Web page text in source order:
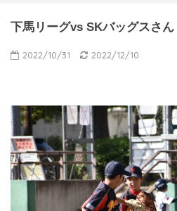
下馬リーグvs SKバッグスさん
2022/10/31 2022/12/10